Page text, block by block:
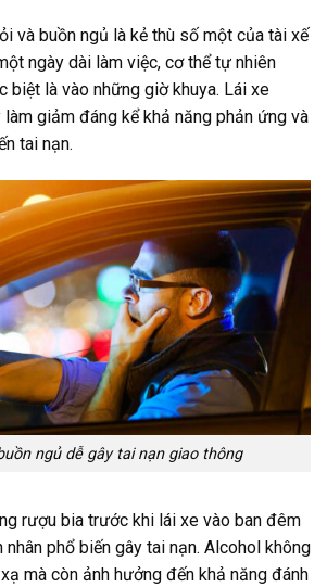
và buồn ngủ là kẻ thù số một của tài xế
ngày dài làm việc, cơ thể tự nhiên
biệt là vào những giờ khuya. Lái xe
giảm đáng kể khả năng phản ứng và
tai nạn.
ngủ dễ gây tai nạn giao thông
rượu bia trước khi lái xe vào ban đêm
phổ biến gây tai nạn. Alcohol không
mà còn ảnh hưởng đến khả năng đánh